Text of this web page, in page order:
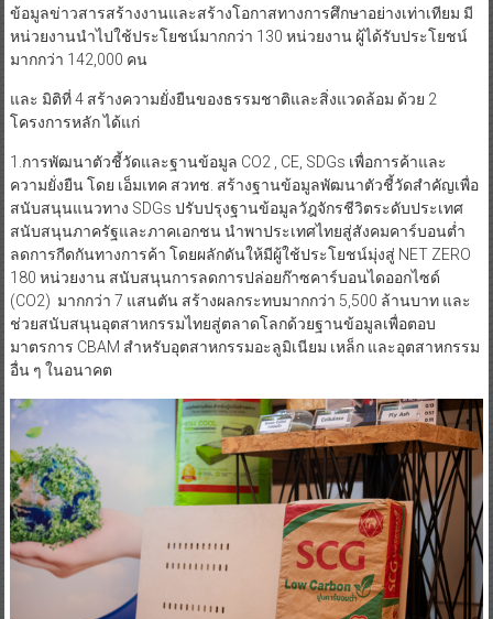
ข้อมูลข่าวสารสร้างงานและสร้างโอกาสทางการศึกษาอย่างเท่าเทียม มี
หน่วยงานนำไปใช้ประโยชน์มากกว่า 130 หน่วยงาน ผู้ได้รับประโยชน์
มากกว่า 142,000 คน
และ มิติที่ 4 สร้างความยั่งยืนของธรรมชาติและสิ่งแวดล้อม ด้วย 2
โครงการหลัก ได้แก่
1.การพัฒนาตัวชี้วัดและฐานข้อมูล CO2 , CE, SDGs เพื่อการค้าและ
ความยั่งยืน โดย เอ็มเทค สวทช. สร้างฐานข้อมูลพัฒนาตัวชี้วัดสำคัญเพื่อ
สนับสนุนแนวทาง SDGs ปรับปรุงฐานข้อมูลวัฎจักรชีวิตระดับประเทศ
สนับสนุนภาครัฐและภาคเอกชน นำพาประเทศไทยสู่สังคมคาร์บอนต่ำ
ลดการกีดกันทางการค้า โดยผลักดันให้มีผู้ใช้ประโยชน์มุ่งสู่ NET ZERO
180 หน่วยงาน สนับสนุนการลดการปล่อยก๊าซคาร์บอนไดออกไซด์
(CO2) มากกว่า 7 แสนตัน สร้างผลกระทบมากกว่า 5,500 ล้านบาท และ
ช่วยสนับสนุนอุตสาหกรรมไทยสู่ตลาดโลกด้วยฐานข้อมูลเพื่อตอบ
มาตรการ CBAM สำหรับอุตสาหกรรมอะลูมิเนียม เหล็ก และอุตสาหกรรม
อื่น ๆ ในอนาคต